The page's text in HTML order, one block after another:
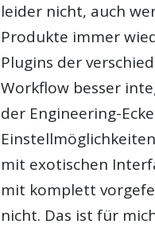
leider nicht, auch
Produkte immer
Plugins der
Workflow besser
der Engineering-
mit exotischen
mit komplett
nicht. Das ist für